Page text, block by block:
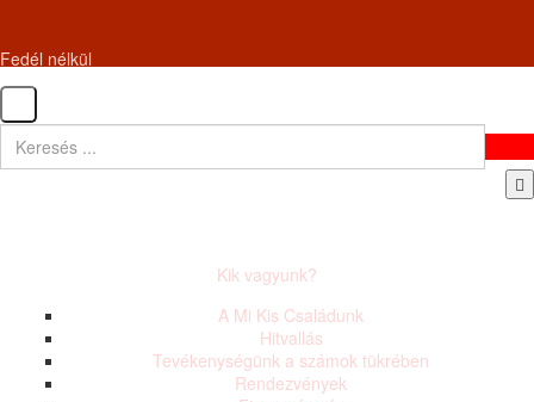
Fedél nélkül
Kik vagyunk?
A Mi Kis Családunk
Hitvallás
Tevékenységünk a számok tükrében
Rendezvények